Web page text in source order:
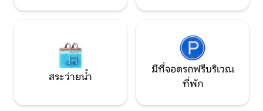
สระว่ายน้ำ
มีที่จอดรถฟรีบริเวณ
ที่พัก